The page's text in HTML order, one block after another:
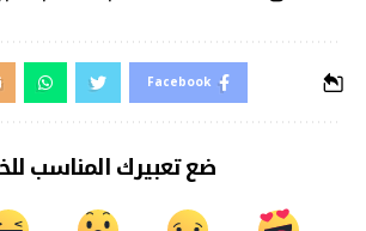
Facebook
ضع تعبيرك المناسب